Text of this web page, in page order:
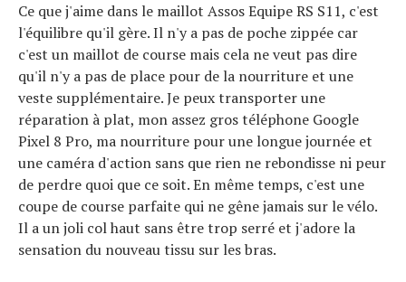
Ce que j'aime dans le maillot Assos Equipe RS S11, c'est
l'équilibre qu'il gère. Il n'y a pas de poche zippée car
c'est un maillot de course mais cela ne veut pas dire
qu'il n'y a pas de place pour de la nourriture et une
veste supplémentaire. Je peux transporter une
réparation à plat, mon assez gros téléphone Google
Pixel 8 Pro, ma nourriture pour une longue journée et
une caméra d'action sans que rien ne rebondisse ni peur
de perdre quoi que ce soit. En même temps, c'est une
coupe de course parfaite qui ne gêne jamais sur le vélo.
Il a un joli col haut sans être trop serré et j'adore la
sensation du nouveau tissu sur les bras.